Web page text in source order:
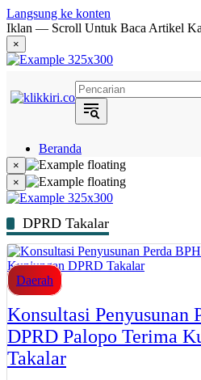
Langsung ke konten
Iklan — Scroll Untuk Baca Artikel
×
Beranda
Hukum
Berita
Politik
Narasi
Daerah
Metropolis
Eksekutif
×
×
DPRD Takalar
Daerah
Konsultasi Penyusunan
DPRD Palopo Terima
Takalar